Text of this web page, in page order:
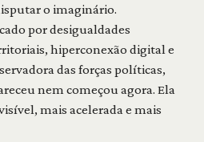
o imaginário.
por desigualdades
hiperconexão digital e
das forças políticas,
nem começou agora. Ela
mais acelerada e mais